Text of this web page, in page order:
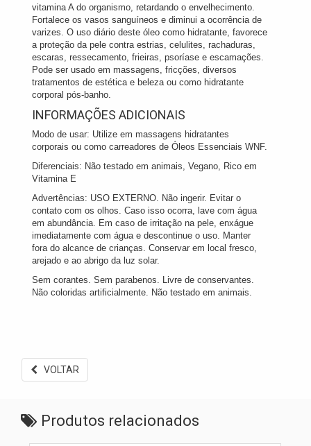
vitamina A do organismo, retardando o envelhecimento.
Fortalece os vasos sanguíneos e diminui a ocorrência de
varizes. O uso diário deste óleo como hidratante, favorece
a proteção da pele contra estrias, celulites, rachaduras,
escaras, ressecamento, frieiras, psoríase e escamações.
Pode ser usado em massagens, fricções, diversos
tratamentos de estética e beleza ou como hidratante
corporal pós-banho.
INFORMAÇÕES ADICIONAIS
Modo de usar: Utilize em massagens hidratantes
corporais ou como carreadores de Óleos Essenciais WNF.
Diferenciais: Não testado em animais, Vegano, Rico em
Vitamina E
Advertências: USO EXTERNO. Não ingerir. Evitar o
contato com os olhos. Caso isso ocorra, lave com água
em abundância. Em caso de irritação na pele, enxágue
imediatamente com água e descontinue o uso. Manter
fora do alcance de crianças. Conservar em local fresco,
arejado e ao abrigo da luz solar.
Sem corantes. Sem parabenos. Livre de conservantes.
Não coloridas artificialmente. Não testado em animais.
VOLTAR
Produtos relacionados